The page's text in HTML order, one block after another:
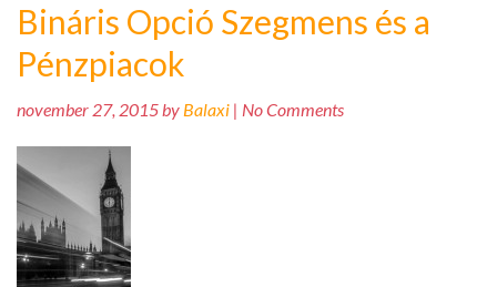
Bináris Opció Szegmens és a
Pénzpiacok
november 27, 2015 by Balaxi | No Comments